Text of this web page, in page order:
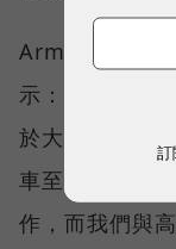
Arm汽車和物
示：「整合了
於大規模部署
車至關重要，
作，而我們與
訂